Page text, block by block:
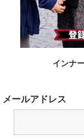
インナ
メールアドレス